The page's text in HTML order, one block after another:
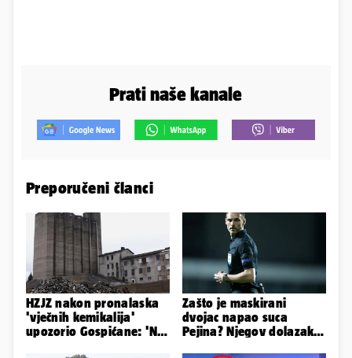
Prati naše kanale
Preporučeni članci
HZJZ nakon pronalaska
'vječnih kemikalija'
upozorio Gospićane: 'Ne
Zašto je maskirani
dvojac napao suca
Pejina? Njegov dolazak u